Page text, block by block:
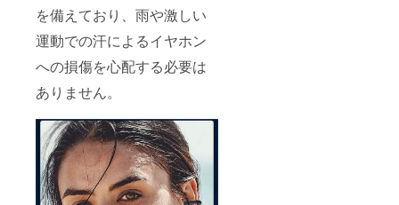
を備えており、雨や激しい
運動での汗によるイヤホン
への損傷を心配する必要は
ありません。